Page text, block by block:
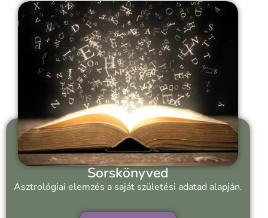
Sorskönyved
Asztrológiai elemzés a saját születési adatad alapján.